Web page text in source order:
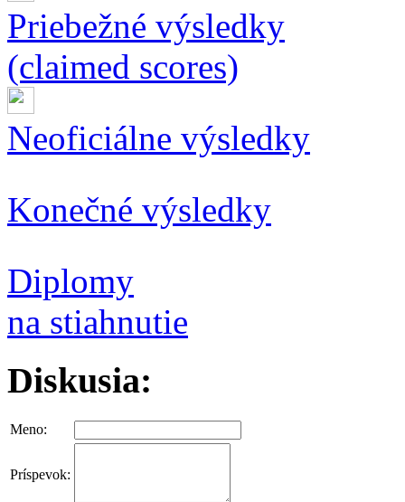
Priebežné výsledky
(claimed scores)
Neoficiálne výsledky
Konečné výsledky
Diplomy
na stiahnutie
Diskusia:
Meno:
Príspevok: